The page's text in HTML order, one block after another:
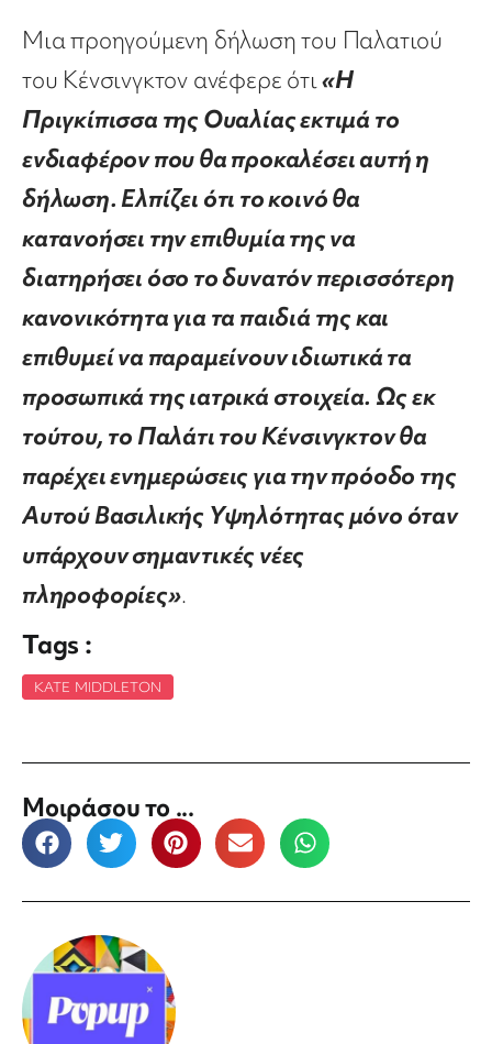
Μια προηγούμενη δήλωση του Παλατιού
του Κένσινγκτον ανέφερε ότι«Η
Πριγκίπισσα της Ουαλίας εκτιμά το
ενδιαφέρον που θα προκαλέσει αυτή η
δήλωση. Ελπίζει ότι το κοινό θα
κατανοήσει την επιθυμία της να
διατηρήσει όσο το δυνατόν περισσότερη
κανονικότητα για τα παιδιά της και
επιθυμεί να παραμείνουν ιδιωτικά τα
προσωπικά της ιατρικά στοιχεία. Ως εκ
τούτου, το Παλάτι του Κένσινγκτον θα
παρέχει ενημερώσεις για την πρόοδο της
Αυτού Βασιλικής Υψηλότητας μόνο όταν
υπάρχουν σημαντικές νέες
πληροφορίες».
Tags :
KATE MIDDLETON
Μοιράσου το ...